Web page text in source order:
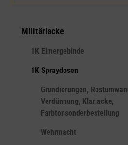
Militärlacke
1K Eimergebinde
1K Spraydosen
Grundierungen,
Verdünnung, Klarlacke,
Farbtonsonderbestellung
Wehrmacht